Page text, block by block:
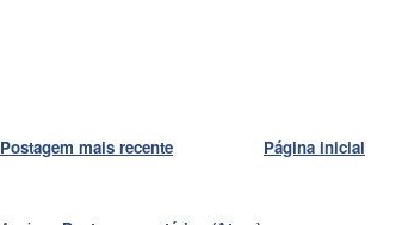
Postagem mais recente Página inicial